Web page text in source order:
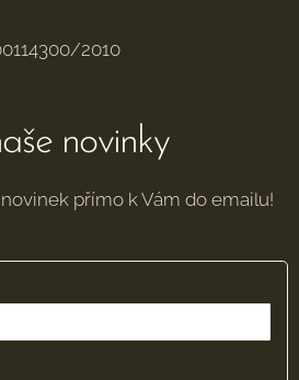
2010
novinky
přímo k Vám do emailu!